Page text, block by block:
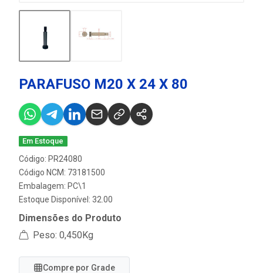
PARAFUSO M20 X 24 X 80
Em Estoque
Código: PR24080
Código NCM: 73181500
Embalagem: PC\1
Estoque Disponível: 32.00
Dimensões do Produto
Peso: 0,450Kg
Compre por Grade